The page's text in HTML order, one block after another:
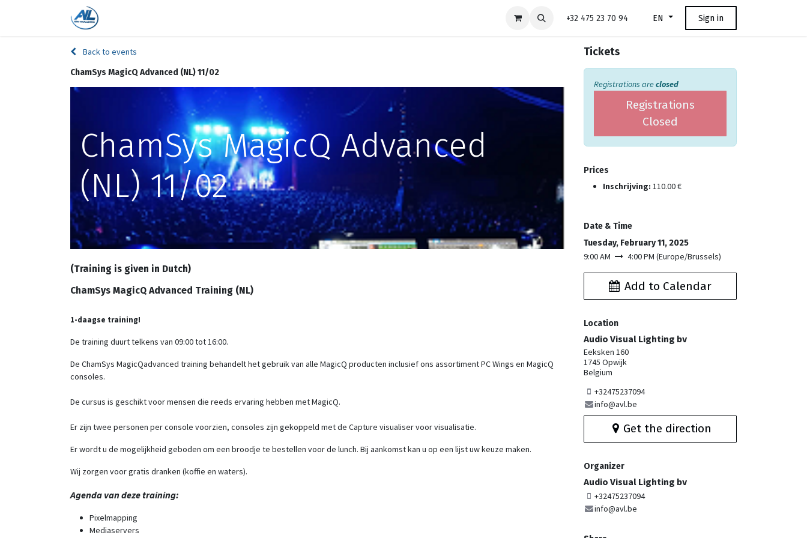
+32 475 23 70 94 EN Sign in
Back to events
ChamSys MagicQ Advanced (NL) 11/02
ChamSys MagicQ Advanced
(NL) 11/02
(Training is given in Dutch)
ChamSys MagicQ Advanced Training (NL)
1-daagse training!
De training duurt telkens van 09:00 tot 16:00.
De ChamSys MagicQadvanced training behandelt het gebruik van alle MagicQ producten inclusief ons assortiment PC Wings en MagicQ
consoles.
De cursus is geschikt voor mensen die reeds ervaring hebben met MagicQ.
Er zijn twee personen per console voorzien, consoles zijn gekoppeld met de Capture visualiser voor visualisatie.
Er wordt u de mogelijkheid geboden om een broodje te bestellen voor de lunch. Bij aankomst kan u op een lijst uw keuze maken.
Wij zorgen voor gratis dranken (koffie en waters).
Agenda van deze training:
Pixelmapping
Mediaservers
Tickets
Registrations areclosed
Registrations
Closed
Prices
Inschrijving: 110.00€
Date & Time
Tuesday, February 11, 2025
9:00 AM 4:00 PM (Europe/Brussels)
Add to Calendar
Location
Audio Visual Lighting bv
Eeksken 160
1745 Opwijk
Belgium
+32475237094
info@avl.be
Get the direction
Organizer
Audio Visual Lighting bv
+32475237094
info@avl.be